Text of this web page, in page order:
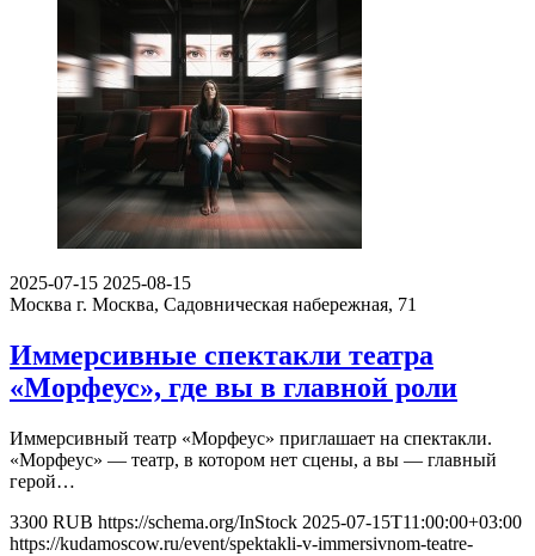
2025-07-15 2025-08-15
Москва г. Москва, Садовническая набережная, 71
Иммерсивные спектакли театра
«Морфеус», где вы в главной роли
Иммерсивный театр «Морфеус» приглашает на спектакли.
«Морфеус» — театр, в котором нет сцены, а вы — главный
герой…
3300 RUB https://schema.org/InStock 2025-07-15T11:00:00+03:00
https://kudamoscow.ru/event/spektakli-v-immersivnom-teatre-